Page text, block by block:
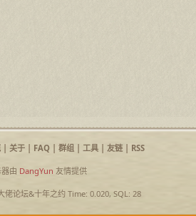
| 关于| FAQ| 群组| 工具| 友链| RSS
由 DangYun 友情提供
佬论坛&十年之约Time: 0.020, SQL: 28